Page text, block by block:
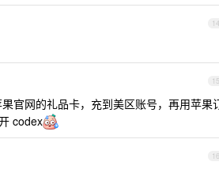
14
15
官网的礼品卡，充到美区账号，再用苹果
codex
16